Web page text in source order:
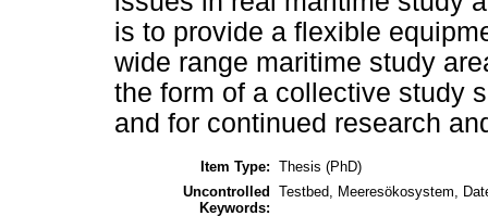
is to provide a flexible
wide range maritime study
the form of a collective study
and for continued research
Item Type: Thesis (PhD)
Uncontrolled
Keywords:
Testbed, Meeresökosystem,